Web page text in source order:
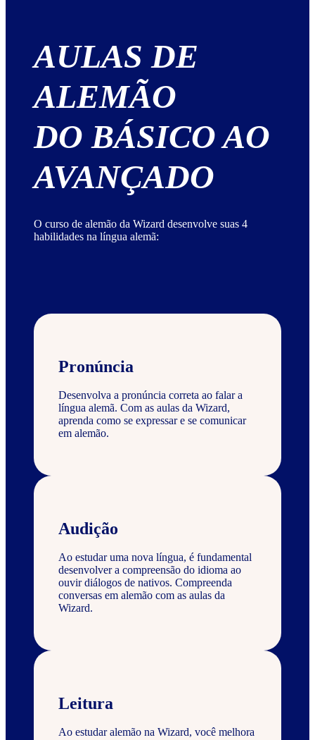
AULAS DE
ALEMÃO
DO BÁSICO AO
AVANÇADO
O curso de alemão da Wizard desenvolve suas 4
habilidades na língua alemã:
Pronúncia
Desenvolva a pronúncia correta ao falar a
língua alemã. Com as aulas da Wizard,
aprenda como se expressar e se comunicar
em alemão.
Audição
Ao estudar uma nova língua, é fundamental
desenvolver a compreensão do idioma ao
ouvir diálogos de nativos. Compreenda
conversas em alemão com as aulas da
Wizard.
Leitura
Ao estudar alemão na Wizard, você melhora